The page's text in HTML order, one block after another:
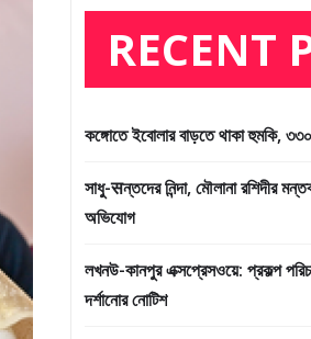
RECENT
কঙ্গোতে ইবোলার বাড়তে থাকা হুমকি,
সাধু-सন্তদের নিন্দা, মৌলানা রশিদীর
অভিযোগ
লখনউ-কানপুর এক্সপ্রেসওয়ে: প্রকল্প
দর্শানোর নোটিশ